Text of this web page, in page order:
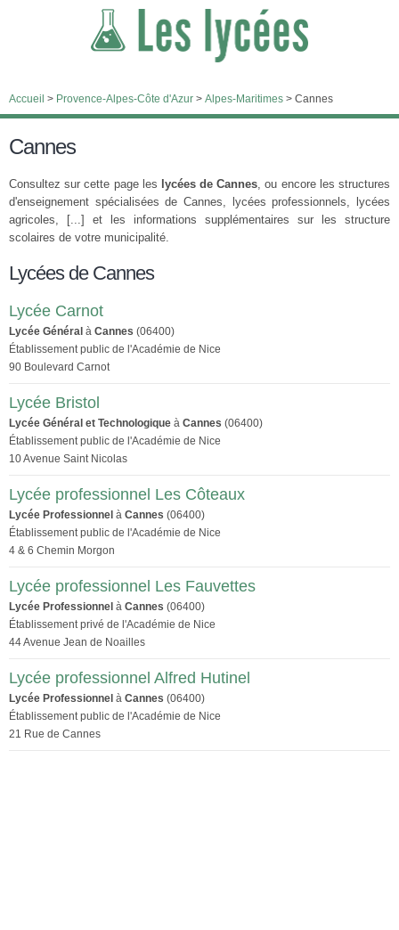
Accueil > Provence-Alpes-Côte d'Azur > Alpes-Maritimes > Cannes
Cannes
Consultez sur cette page les lycées de Cannes, ou encore les structures
d'enseignement spécialisées de Cannes, lycées professionnels, lycées
agricoles, [...] et les informations supplémentaires sur les structure
scolaires de votre municipalité.
Lycées de Cannes
Lycée Carnot
Lycée Général à Cannes (06400)
Établissement public de l'Académie de Nice
90 Boulevard Carnot
Lycée Bristol
Lycée Général et Technologique à Cannes (06400)
Établissement public de l'Académie de Nice
10 Avenue Saint Nicolas
Lycée professionnel Les Côteaux
Lycée Professionnel à Cannes (06400)
Établissement public de l'Académie de Nice
4 & 6 Chemin Morgon
Lycée professionnel Les Fauvettes
Lycée Professionnel à Cannes (06400)
Établissement privé de l'Académie de Nice
44 Avenue Jean de Noailles
Lycée professionnel Alfred Hutinel
Lycée Professionnel à Cannes (06400)
Établissement public de l'Académie de Nice
21 Rue de Cannes